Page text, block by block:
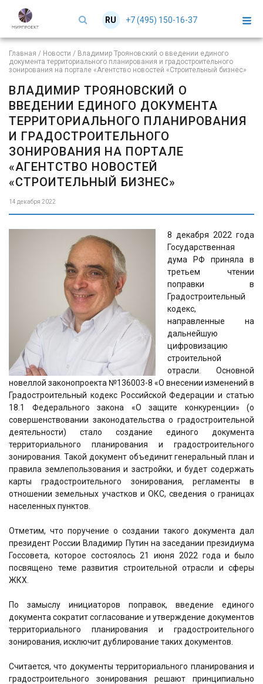
EN
RU +7 (495) 150-16-37
Главная / Новости / Владимир Трояновский о введении единого
документа территориального планирования и градостроительного
зонирования на портале «Агентство новостей «Строительный бизнес»
ВЛАДИМИР ТРОЯНОВСКИЙ О
ВВЕДЕНИИ ЕДИНОГО ДОКУМЕНТА
ТЕРРИТОРИАЛЬНОГО ПЛАНИРОВАНИЯ
И ГРАДОСТРОИТЕЛЬНОГО
ЗОНИРОВАНИЯ НА ПОРТАЛЕ
«АГЕНТСТВО НОВОСТЕЙ
«СТРОИТЕЛЬНЫЙ БИЗНЕС»
14 декабря 2022
8 декабря 2022 года
Государственная
дума РФ приняла в
третьем чтении
поправки в
Градостроительный
кодекс,
направленные на
дальнейшую
цифровизацию
строительной
отрасли. Основной
новеллой законопроекта №136003-8 «О внесении изменений в
Градостроительный кодекс Российской Федерации и статью
18.1 Федерального закона «О защите конкуренции» (о
совершенствовании законодательства о градостроительной
деятельности) стало создание единого документа
территориального планирования и градостроительного
зонирования. Такой документ объединит генеральный план и
правила землепользования и застройки, и будет содержать
карты градостроительного зонирования, регламенты в
отношении земельных участков и ОКС, сведения о границах
населенных пунктов.
Отметим, что поручение о создании такого документа дал
президент России Владимир Путин на заседании президиума
Госсовета, которое состоялось 21 июня 2022 года и было
посвящено теме развития строительной отрасли и сферы
ЖКХ.
По замыслу инициаторов поправок, введение единого
документа сократит согласование и утверждение документов
территориального планирования и градостроительного
зонирования, исключит дублирование таких документов.
Считается, что документы территориального планирования и
градостроительного зонирования решают принципиально